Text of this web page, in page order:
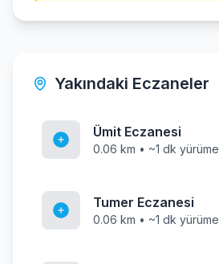
Yakındaki Eczaneler
Ümit Eczanesi
0.06 km • ~1 dk yürüme
Tumer Eczanesi
0.06 km • ~1 dk yürüme